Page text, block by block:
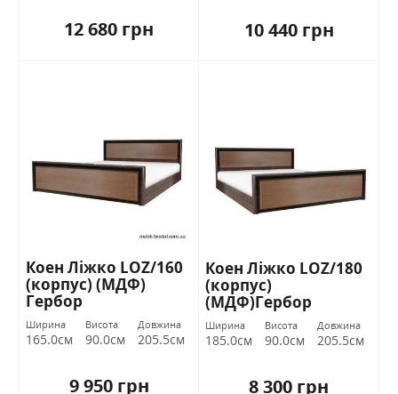
12 680 грн 10 440 грн
Коен Ліжко LOZ/160
(корпус) (МДФ)
Гербор
Ширина
165.0см
Висота
90.0см
Довжина
205.5см
9 950 грн
Коен Ліжко LOZ/180
(корпус)
(МДФ)Гербор
Ширина
185.0см
Висота
90.0см
Довжина
205.5см
8 300 грн